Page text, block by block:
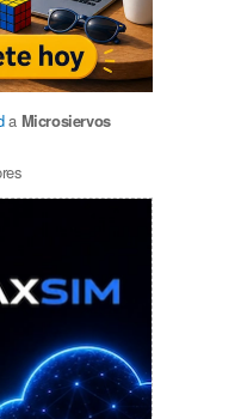
a Microsiervos